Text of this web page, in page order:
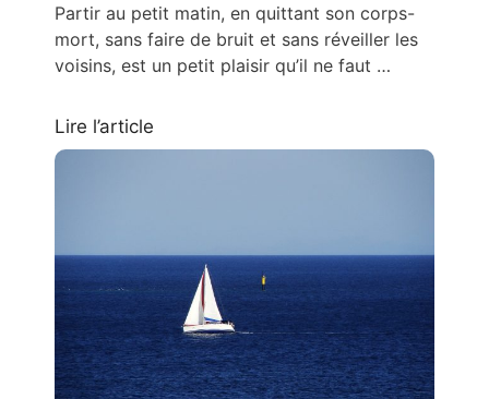
Partir au petit matin, en quittant son corps-
mort, sans faire de bruit et sans réveiller les
voisins, est un petit plaisir qu’il ne faut …
Lire l’article